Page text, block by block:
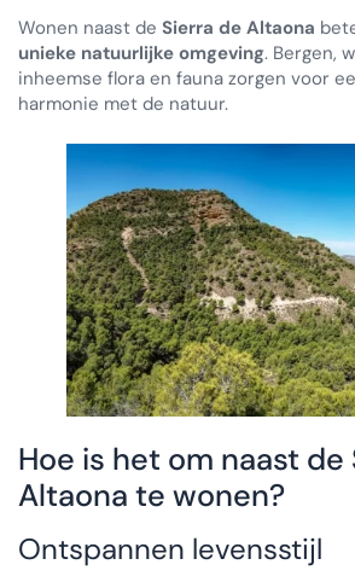
Wonen naast de Sierra de Altaona
unieke natuurlijke omgeving. Bergen,
inheemse flora en fauna zorgen voor
harmonie met de natuur.
Hoe is het om naast de
Altaona te wonen?
Ontspannen levensstijl